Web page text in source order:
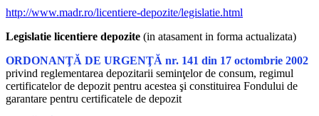
http://www.madr.ro/licentiere-depozite/legislatie.html
Legislatie licentiere depozite (in atasament in forma actualizata)
ORDONANŢĂ DE URGENŢĂ nr. 141 din 17 octombrie 2002
privind reglementarea depozitarii seminţelor de consum, regimul
certificatelor de depozit pentru acestea şi constituirea Fondului de
garantare pentru certificatele de depozit